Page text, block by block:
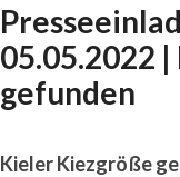
05.05.2022
gefunden
Kieler Kiezgröße